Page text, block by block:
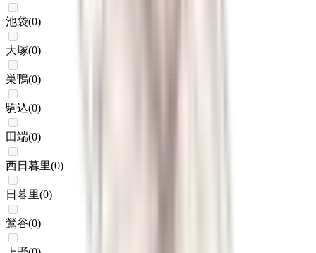
池袋(0)
大塚(0)
巣鴨(0)
駒込(0)
田端(0)
西日暮里(0)
日暮里(0)
鶯谷(0)